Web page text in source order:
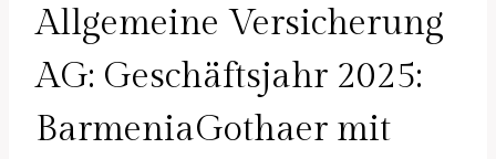
Allgemeine Versicherung
AG: Geschäftsjahr 2025:
BarmeniaGothaer mit